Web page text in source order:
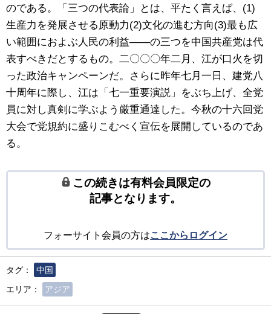
のである。「三つの代表論」とは、平たく言えば、(1)
生産力を発展させる原動力(2)文化の進む方向(3)最も広
い範囲におよぶ人民の利益――の三つを中国共産党は代
表すべきだとするもの。二〇〇〇年二月、江が口火を切
った政治キャンペーンだ。さらに昨年七月一日、建党八
十周年に際し、江は「七一重要演説」をぶち上げ、全党
員に対し真剣に学ぶよう厳重通達した。今秋の十六回党
大会で党規約に盛りこむべく宣伝を展開しているのであ
る。
この続きは有料会員限定の
記事となります。
フォーサイト会員の方はここからログイン
タグ：
中国
エリア：
アジア